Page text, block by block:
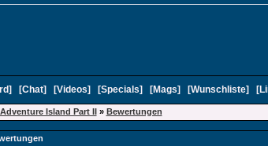
] [Chat] [Videos] [Specials] [Mags] [Wunschliste] [
Adventure Island Part II» Bewertungen